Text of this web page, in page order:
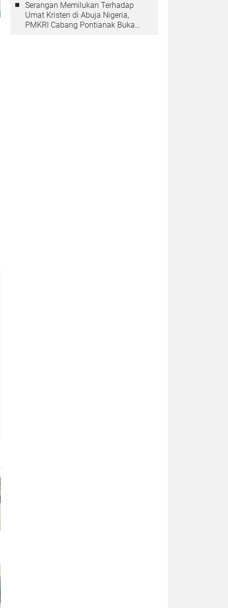
Serangan Memilukan Terhadap
Umat Kristen di Abuja Nigeria,
PMKRI Cabang Pontianak Buka